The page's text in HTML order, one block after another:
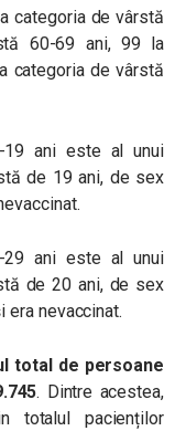
categoria de vârstă
60-69 ani, 99 la
categoria de vârstă
ani este al unui
de 19 ani, de sex
ani este al unui
de 20 ani, de sex
nevaccinat.
total de persoane
. Dintre acestea,
totalul pacienților